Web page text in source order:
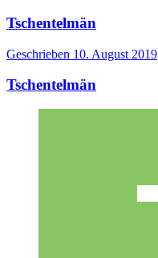
Tschentelmän
Geschrieben 10. August 2019
Tschentelmän